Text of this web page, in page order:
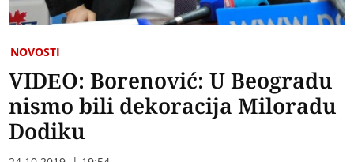
NOVOSTI
VIDEO: Borenović: U Beogradu
nismo bili dekoracija Miloradu
Dodiku